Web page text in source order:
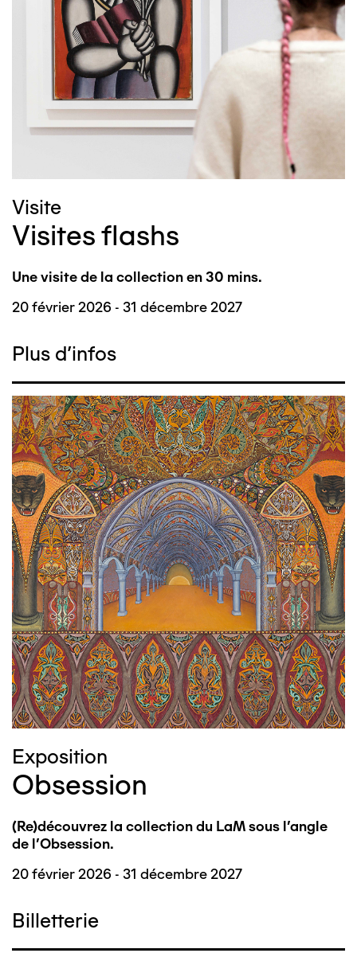
Visite
Visites flashs
Une visite de la collection en 30 mins.
20 février 2026 - 31 décembre 2027
Plus d'infos
Exposition
Obsession
(Re)découvrez la collection du LaM sous l'angle
de l'Obsession.
20 février 2026 - 31 décembre 2027
Billetterie